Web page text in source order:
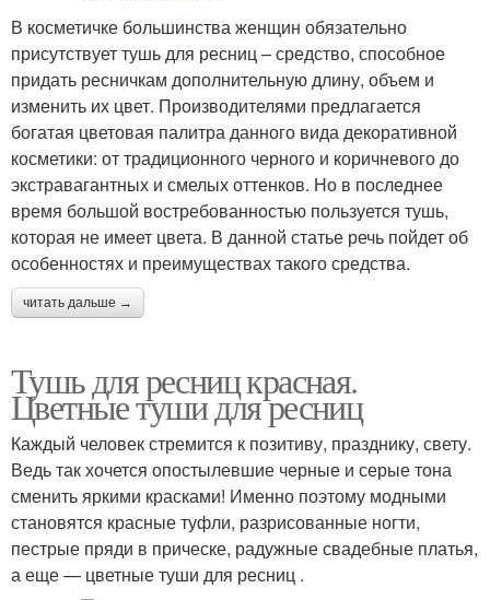
В косметичке большинства женщин обязательно
присутствует тушь для ресниц – средство, способное
придать ресничкам дополнительную длину, объем и
изменить их цвет. Производителями предлагается
богатая цветовая палитра данного вида декоративной
косметики: от традиционного черного и коричневого до
экстравагантных и смелых оттенков. Но в последнее
время большой востребованностью пользуется тушь,
которая не имеет цвета. В данной статье речь пойдет об
особенностях и преимуществах такого средства.
читать дальше →
Тушь для ресниц красная.
Цветные туши для ресниц
Каждый человек стремится к позитиву, празднику, свету.
Ведь так хочется опостылевшие черные и серые тона
сменить яркими красками! Именно поэтому модными
становятся красные туфли, разрисованные ногти,
пестрые пряди в прическе, радужные свадебные платья,
а еще — цветные туши для ресниц .